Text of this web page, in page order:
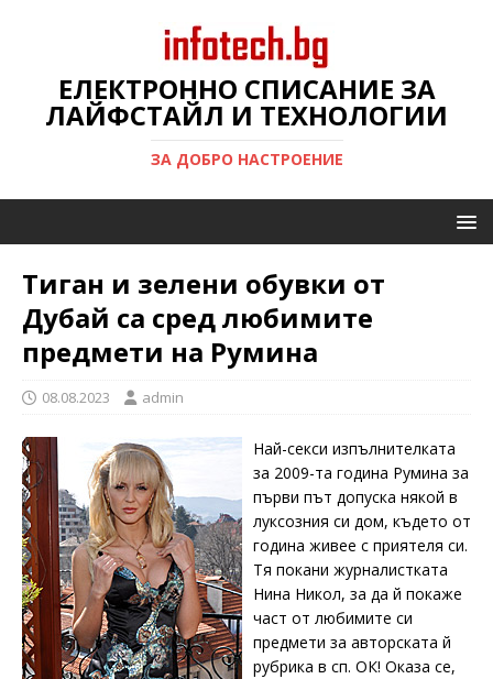
ЕЛЕКТРОННО СПИСАНИЕ ЗА
ЛАЙФСТАЙЛ И ТЕХНОЛОГИИ
ЗА ДОБРО НАСТРОЕНИЕ
Тиган и зелени обувки от
Дубай са сред любимите
предмети на Румина
08.08.2023 admin
Най-секси изпълнителката
за 2009-та година Румина за
първи път допуска някой в
луксозния си дом, където от
година живее с приятеля си.
Тя покани журналистката
Нина Никол, за да й покаже
част от любимите си
предмети за авторската й
рубрика в сп. ОК! Оказа се,